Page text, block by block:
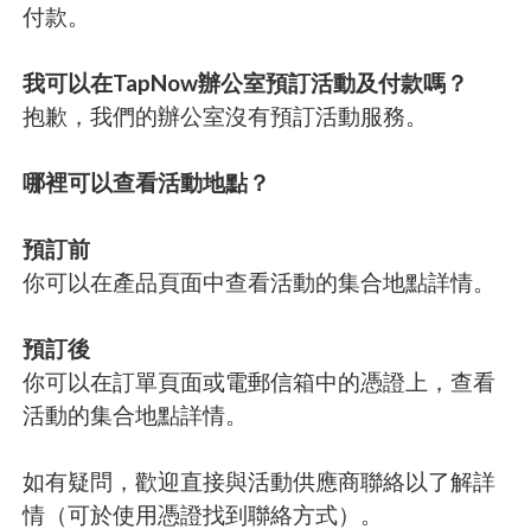
付款。
我可以在TapNow辦公室預訂活動及付款嗎？
抱歉，我們的辦公室沒有預訂活動服務。
哪裡可以查看活動地點？
預訂前
你可以在產品頁面中查看活動的集合地點詳情。
預訂後
你可以在訂單頁面或電郵信箱中的憑證上，查看
活動的集合地點詳情。
如有疑問，歡迎直接與活動供應商聯絡以了解詳
情（可於使用憑證找到聯絡方式）。